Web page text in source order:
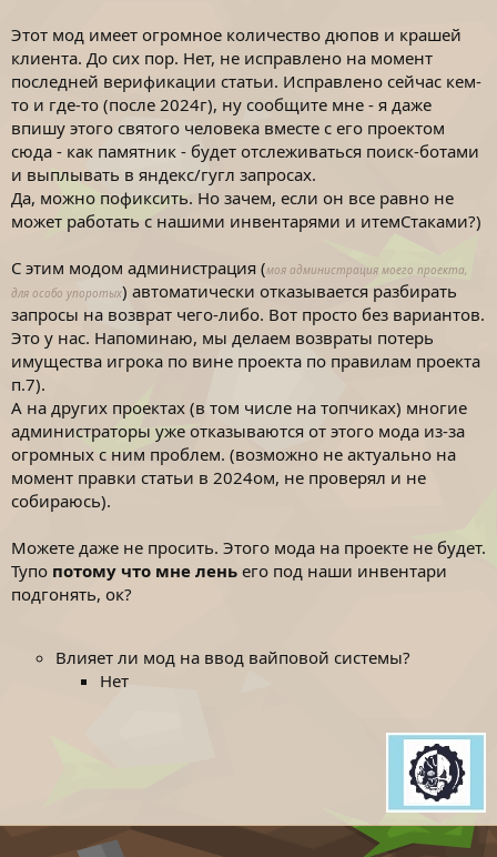
Этот мод имеет огромное количество дюпов и крашей
клиента. До сих пор. Нет, не исправлено на момент
последней верификации статьи. Исправлено сейчас кем-
то и где-то (после 2024г), ну сообщите мне - я даже
впишу этого святого человека вместе с его проектом
сюда - как памятник - будет отслеживаться поиск-ботами
и выплывать в яндекс/гугл запросах.
Да, можно пофиксить. Но зачем, если он все равно не
может работать с нашими инвентарями и итемСтаками?)
С этим модом администрация (моя администрация моего проекта,
для особо упоротых) автоматически отказывается разбирать
запросы на возврат чего-либо. Вот просто без вариантов.
Это у нас. Напоминаю, мы делаем возвраты потерь
имущества игрока по вине проекта по правилам проекта
п.7).
А на других проектах (в том числе на топчиках) многие
администраторы уже отказываются от этого мода из-за
огромных с ним проблем. (возможно не актуально на
момент правки статьи в 2024ом, не проверял и не
собираюсь).
Можете даже не просить. Этого мода на проекте не будет.
Тупо потому что мне лень его под наши инвентари
подгонять, ок?
Влияет ли мод на ввод вайповой системы?
Нет